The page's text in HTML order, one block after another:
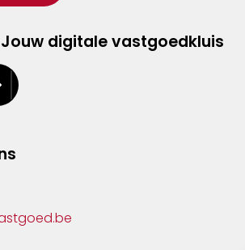
digitale vastgoedkluis